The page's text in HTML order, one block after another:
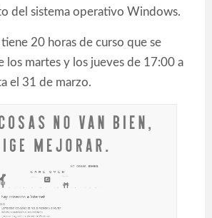
del sistema operativo Windows.
20 horas de curso que se
los martes y los jueves de 17:00 a
el 31 de marzo.